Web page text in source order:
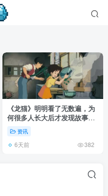
《龙猫》明明看了无数遍，为
何很多人长大后才发现故事根
本不在 1988 年！
资讯
6天前 382